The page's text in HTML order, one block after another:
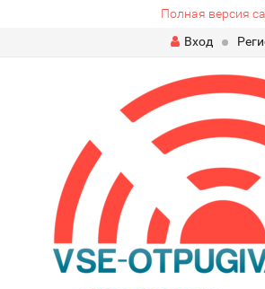
Полная версия
Вход